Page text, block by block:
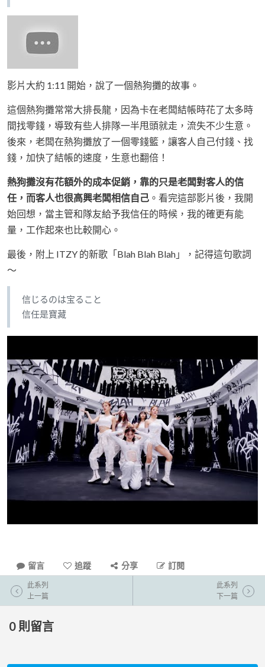
影片大約 1:11 開始，說了一個熱狗攤的故事。
這個熱狗攤常常大排長龍，因為卡在老闆結帳時花了太多時
間找零錢，導致有些人排隊一半甩頭就走，流失不少生意。
後來，老闆在熱狗攤放了一個零錢籃，讓客人自己付錢、找
錢，加快了結帳的速度，生意也翻倍！
熱狗攤沒有花額外的成本促銷，靠的只是老闆對客人的信
任，而客人也很高興老闆相信自己 。看完這部影片後，我開
始回想，當主管和隊友給予我信任的時候，我的確更有能
量，工作起來也比較開心。
最後，附上 ITZY 的新歌「Blah Blah Blah」，記得這句歌詞
～
信じるのは宝ること
信任是寶藏
留言 追蹤 分享 訂閱
此系列
上一篇
此系列
下一篇
0 則留言